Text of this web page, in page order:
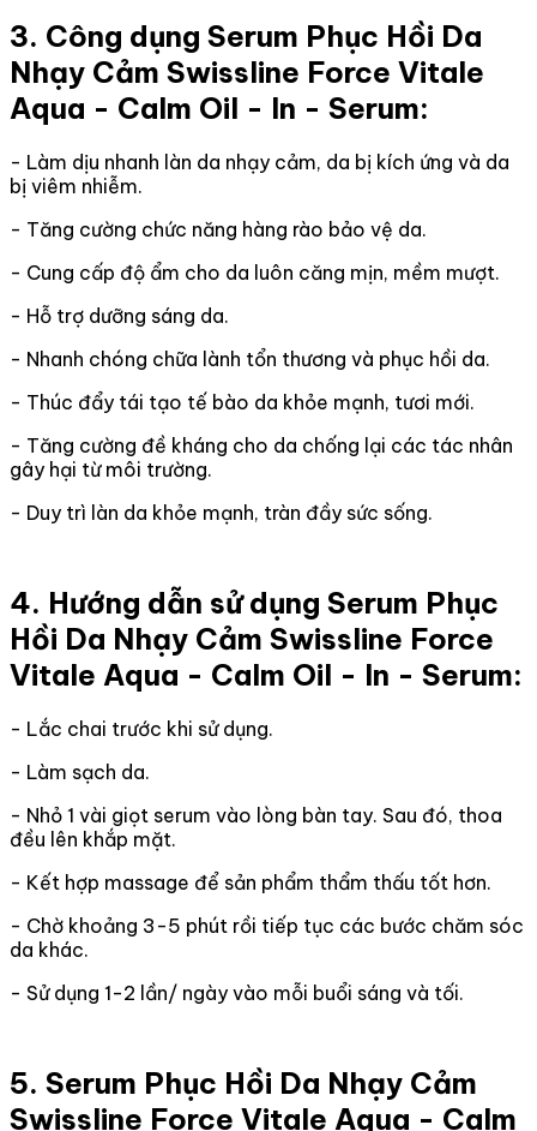
3. Công dụng Serum Phục Hồi Da
Nhạy Cảm Swissline Force Vitale
Aqua - Calm Oil - In - Serum:
- Làm dịu nhanh làn da nhạy cảm, da bị kích ứng và da
bị viêm nhiễm.
- Tăng cường chức năng hàng rào bảo vệ da.
- Cung cấp độ ẩm cho da luôn căng mịn, mềm mượt.
- Hỗ trợ dưỡng sáng da.
- Nhanh chóng chữa lành tổn thương và phục hồi da.
- Thúc đẩy tái tạo tế bào da khỏe mạnh, tươi mới.
- Tăng cường đề kháng cho da chống lại các tác nhân
gây hại từ môi trường.
- Duy trì làn da khỏe mạnh, tràn đầy sức sống.
4. Hướng dẫn sử dụng Serum Phục
Hồi Da Nhạy Cảm Swissline Force
Vitale Aqua - Calm Oil - In - Serum:
- Lắc chai trước khi sử dụng.
- Làm sạch da.
- Nhỏ 1 vài giọt serum vào lòng bàn tay. Sau đó, thoa
đều lên khắp mặt.
- Kết hợp massage để sản phẩm thẩm thấu tốt hơn.
- Chờ khoảng 3-5 phút rồi tiếp tục các bước chăm sóc
da khác.
- Sử dụng 1-2 lần/ ngày vào mỗi buổi sáng và tối.
5. Serum Phục Hồi Da Nhạy Cảm
Swissline Force Vitale Aqua - Calm